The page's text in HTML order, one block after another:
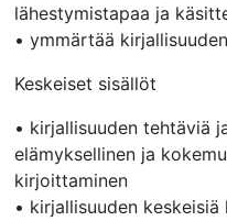
lähestymistapaa ja
• ymmärtää
Keskeiset sisällöt
• kirjallisuuden tehtäviä
elämyksellinen ja
kirjoittaminen
• kirjallisuuden